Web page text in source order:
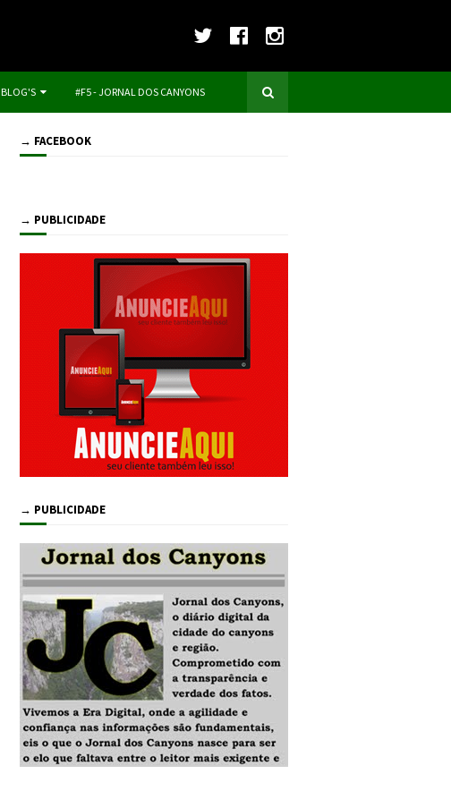
BLOG'S #F5 - JORNAL DOS CANYONS
→ FACEBOOK
→ PUBLICIDADE
→ PUBLICIDADE